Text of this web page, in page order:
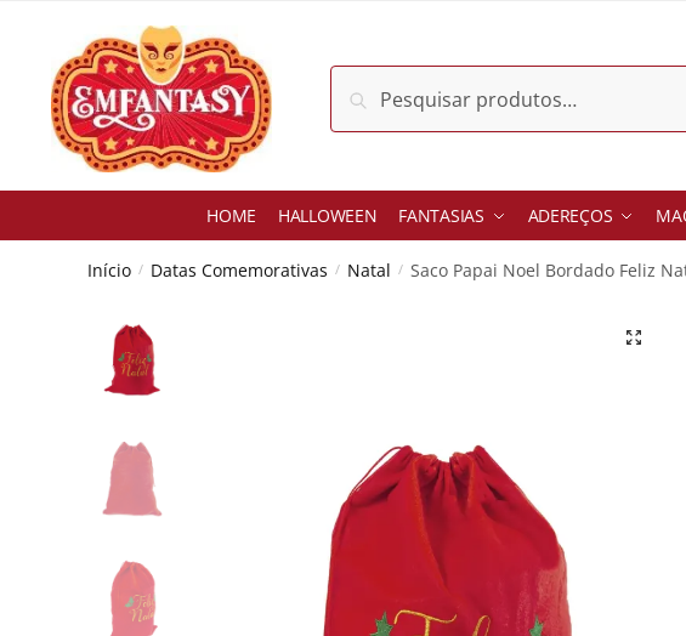
navigation
content
Pesquisar
por:
Pesquisar
HOME HALLOWEEN FANTASIAS ADEREÇOS
Início / Datas Comemorativas / Natal / Saco Papai Noel Bordado Feliz